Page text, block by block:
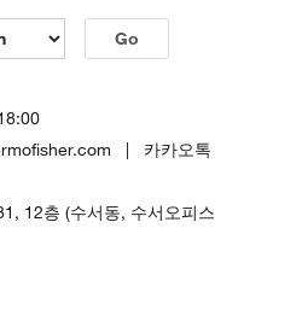
Go
| 카카오톡
12층 (수서동, 수서오피스